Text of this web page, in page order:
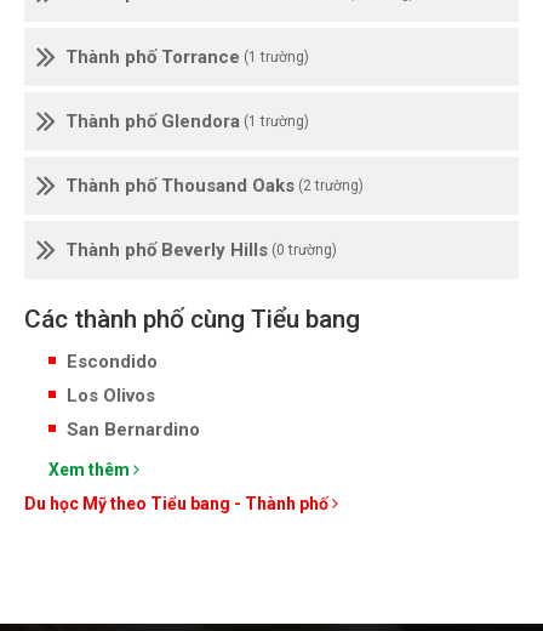
Thành phố Torrance (1 trường)
Thành phố Glendora (1 trường)
Thành phố Thousand Oaks (2 trường)
Thành phố Beverly Hills (0 trường)
Các thành phố cùng Tiểu bang
Escondido
Los Olivos
San Bernardino
Xem thêm
Du học Mỹ theo Tiểu bang - Thành phố